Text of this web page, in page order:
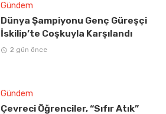
Gündem
Dünya Şampiyonu Genç Güreşçi
İskilip’te Coşkuyla Karşılandı
2 gün önce
Gündem
Çevreci Öğrenciler, “Sıfır Atık”